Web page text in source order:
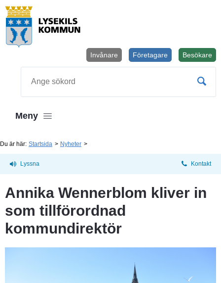
Besökare
Företagare
Invånare
Meny
Du är här: Startsida Nyheter
Lyssna Kontakt
Annika Wennerblom kliver in
som tillförordnad
kommundirektör